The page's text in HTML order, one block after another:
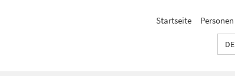
Startseite Personen
DE